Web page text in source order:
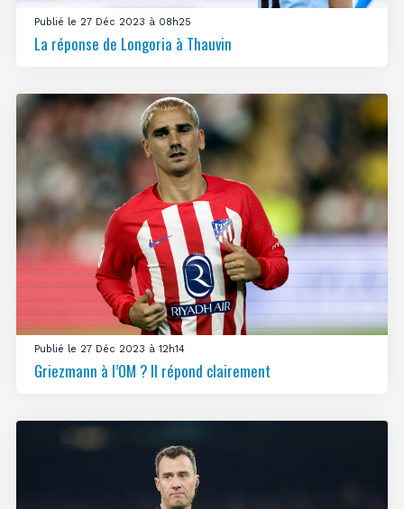
Publié le 27 Déc 2023 à 08h25
La réponse de Longoria à Thauvin
Publié le 27 Déc 2023 à 12h14
Griezmann à l’OM ? Il répond clairement